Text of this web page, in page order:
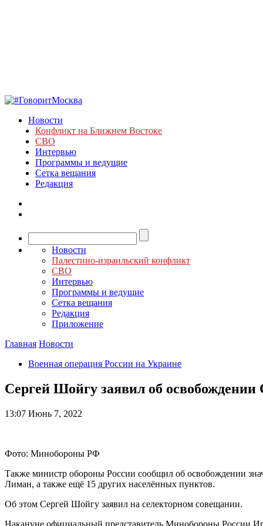
Новости
Конфликт на Ближнем Востоке
СВО
Интервью
Программы и ведущие
Сетка вещания
Редакция
Новости
Палестино-израильский конфликт
СВО
Интервью
Программы и ведущие
Сетка вещания
Редакция
Приложение
Главная Новости
Военная операция России на Украине
Сергей Шойгу заявил об
13:07 Июнь 7, 2022
Фото: Минобороны РФ
Также министр обороны России сообщил об освобождении
Лиман, а также ещё 15 других населённых пунктов.
Об этом Сергей Шойгу заявил на селекторном совещании.
Накануне официальный представитель Минобороны России